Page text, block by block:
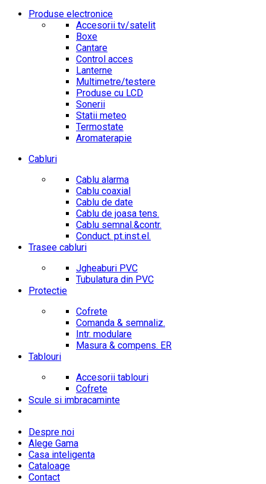
Produse electronice
Accesorii tv/satelit
Boxe
Cantare
Control acces
Lanterne
Multimetre/testere
Produse cu LCD
Sonerii
Statii meteo
Termostate
Aromaterapie
Cabluri
Cablu alarma
Cablu coaxial
Cablu de date
Cablu de joasa tens.
Cablu semnal.&contr.
Conduct. pt.inst.el.
Trasee cabluri
Jgheaburi PVC
Tubulatura din PVC
Protectie
Cofrete
Comanda & semnaliz.
Intr. modulare
Masura & compens. ER
Tablouri
Accesorii tablouri
Cofrete
Scule si imbracaminte
Despre noi
Alege Gama
Casa inteligenta
Cataloage
Contact